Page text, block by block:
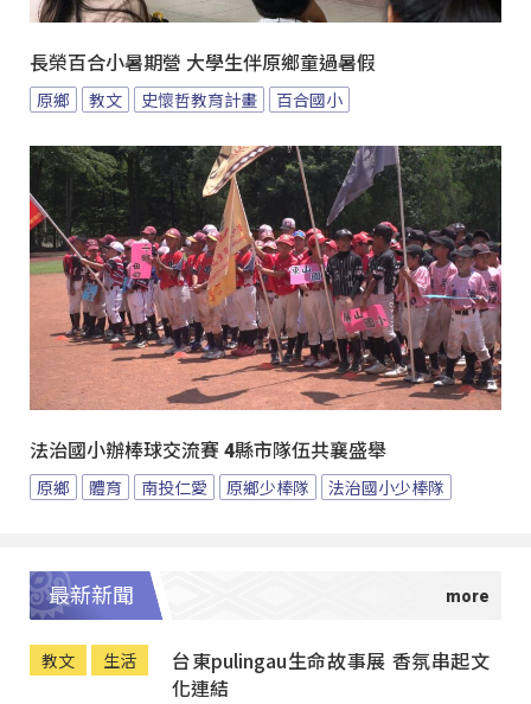
長榮百合小暑期營 大學生伴原鄉童過暑假
原鄉 教文 史懷哲教育計畫 百合國小
法治國小辦棒球交流賽 4縣市隊伍共襄盛舉
原鄉 體育 南投仁愛 原鄉少棒隊 法治國小少棒隊
最新新聞
教文 生活
台東pulingau生命故事展 香氛串起文
化連結